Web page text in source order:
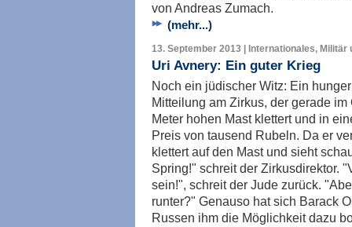
von Andreas Zumach.
(mehr...)
13. September 2013 | Internationales, Militär
Uri Avnery: Ein guter Krieg
Noch ein jüdischer Witz: Ein
Mitteilung am Zirkus, der gerade
Meter hohen Mast klettert und in
Preis von tausend Rubeln. Da er
klettert auf den Mast und sieht
Spring!" schreit der Zirkusdirektor.
sein!", schreit der Jude zurück.
runter?" Genauso hat sich Barack
Russen ihm die Möglichkeit dazu